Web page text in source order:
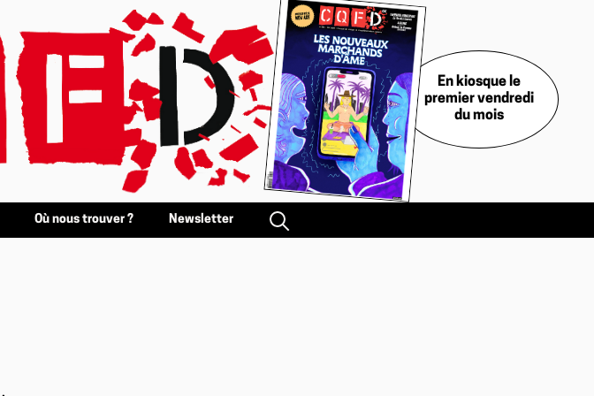
En kiosque le
premier vendredi
du mois
Où nous trouver ? Newsletter